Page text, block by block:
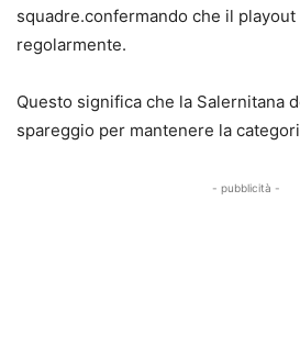
squadre.confermando che il
regolarmente.
Questo significa che la Salernitana
spareggio per mantenere la
- pubblicità -